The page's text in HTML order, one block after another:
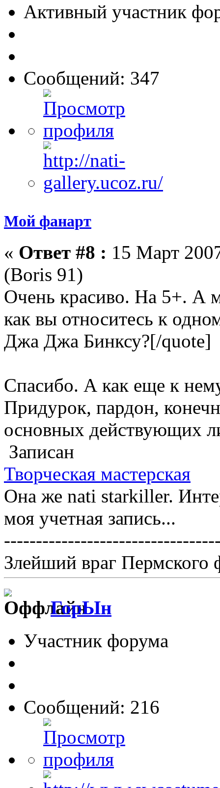
Активный участник
Сообщений: 347
Мой фанарт
« Ответ #8 : 15 Март
(Boris 91)
Очень красиво. На 5+. А
как вы относитесь к
Джа Джа Бинксу?[/quote]
Спасибо. А как еще к
Придурок, пардон,
основных действующих
Записан
Творческая мастерская
Она же nati starkiller.
моя учетная запись...
Злейший враг Пермского
ГорЫн
Участник форума
Сообщений: 216